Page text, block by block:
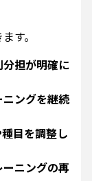
す。
担が明確に
ニングを継続
目を調整し
ーニングの再